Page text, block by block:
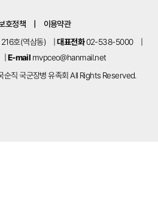
호정책
이용약관
호(역삼동) |대표전화02-538-5000
E-mail mvpceo@hanmail.net
직 국군장병 유족회 All Rights Reserved.